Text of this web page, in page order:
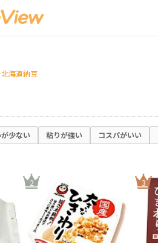
海道納豆
少ない 粘りが強い コスパがいい
2 3